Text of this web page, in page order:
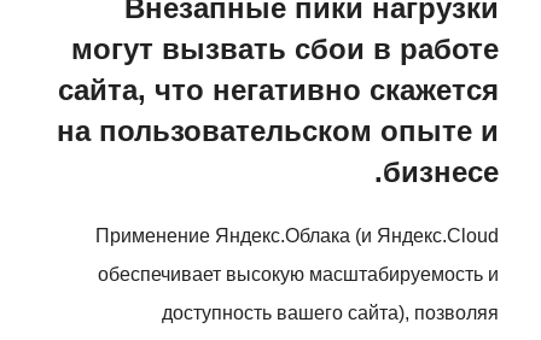
Внезапные пики нагрузки
могут вызвать сбои в работе
сайта, что негативно скажется
на пользовательском опыте и
бизнесе.
Применение Яндекс.Облака (и Яндекс.Cloud
обеспечивает высокую масштабируемость и
доступность вашего сайта), позволяя